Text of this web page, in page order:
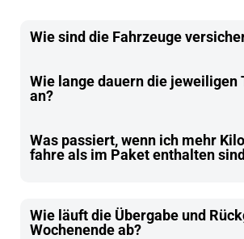
Wie sind die Fahrzeuge
Wie lange dauern die jeweiligen
an?
Was passiert, wenn ich mehr
fahre als im Paket enthalten
Wie läuft die Übergabe und
Wochenende ab?